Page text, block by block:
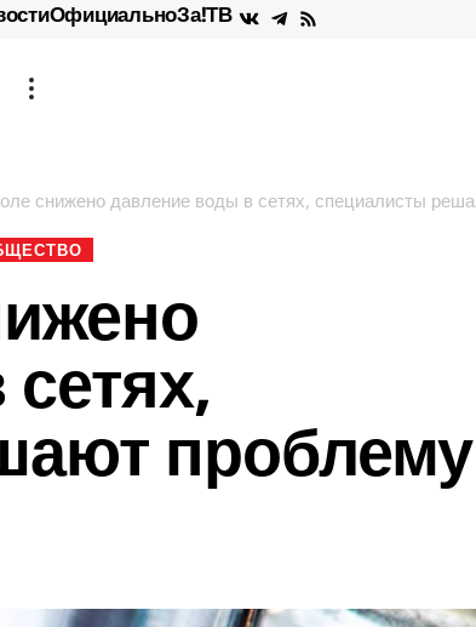
ОфициальноЗа!ТВ
снижено давление воды в сетях, специалисты решают проблему
проблему